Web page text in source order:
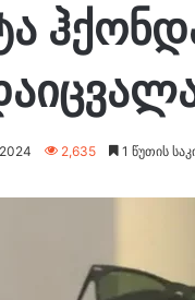
2,635 1 წუთის